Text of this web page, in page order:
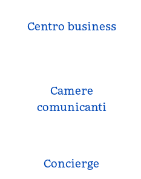
Centro business
Camere
comunicanti
Concierge